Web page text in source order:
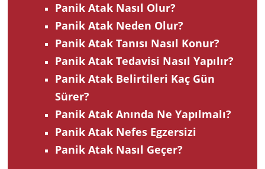
Panik Atak Nasıl Olur?
Panik Atak Neden Olur?
Panik Atak Tanısı Nasıl ‌Konur?
Panik Atak Tedavisi Nasıl Yapılır?
Panik Atak Belirtileri Kaç Gün
Sürer?
Panik Atak Anında Ne Yapılmalı?
Panik Atak Nefes Egzersizi
Panik Atak Nasıl Geçer?